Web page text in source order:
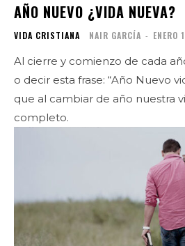
AÑO NUEVO ¿VIDA NUEVA?
VIDA CRISTIANA NAIR GARCÍA - ENERO
Al cierre y comienzo de cada
o decir esta frase: “Año Nuevo vida
que al cambiar de año nuestra
completo.